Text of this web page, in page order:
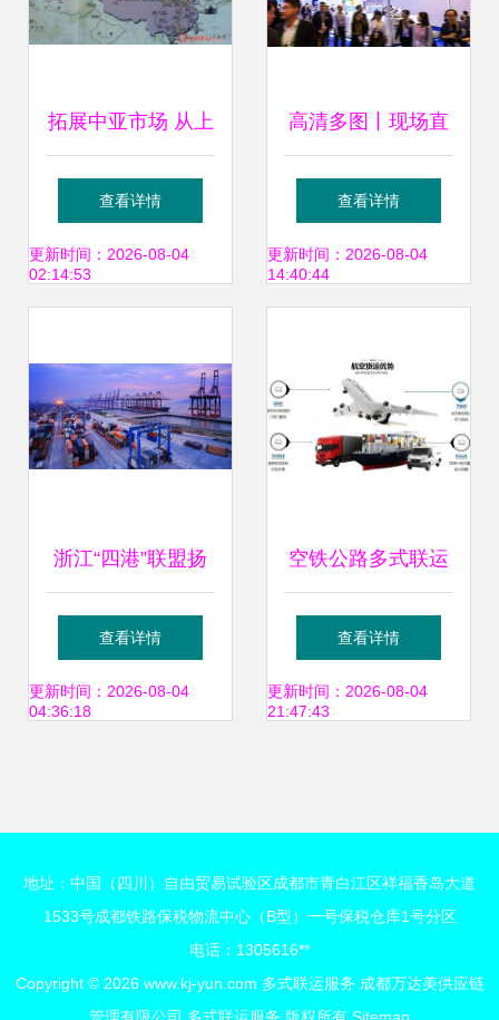
拓展中亚市场 从上
海到比什凯克的高
效铁路货运解决方
查看详情
更新时间：2026-08-04
02:14:53
高清多图丨现场直
击长宁风采 多式联
运服务的枢纽力量
查看详情
更新时间：2026-08-04
14:40:44
浙江“四港”联盟扬
帆起航 传化智联携
手宁波舟山港，以
查看详情
更新时间：2026-08-04
04:36:18
空铁公路多式联运
构建高效、绿色、
无缝衔接的现代物
查看详情
更新时间：2026-08-04
21:47:43
地址：中国（四川）自由贸易试验区成都市青白江区祥福香岛大道
1533号成都铁路保税物流中心（B型）一号保税仓库1号分区
电话：1305616**
Copyright © 2026 www.kj-yun.com 多式联运服务 成都万达美供应链